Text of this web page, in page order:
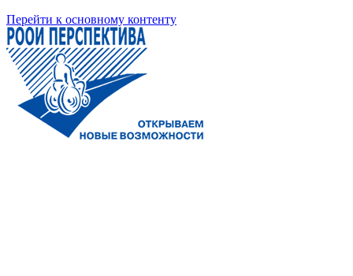
Перейти к основному контенту